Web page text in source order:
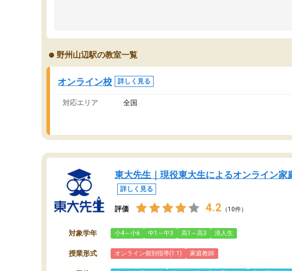
野州山辺駅の教室一覧
オンライン校 詳しく見る
対応エリア 全国
東大先生｜現役東大生によるオンライン家
詳しく見る
評価 4.2 （10件）
対象学年 小4～小6 中1～中3 高1～高3 浪人生
授業形式 オンライン個別指導(1:1) 家庭教師